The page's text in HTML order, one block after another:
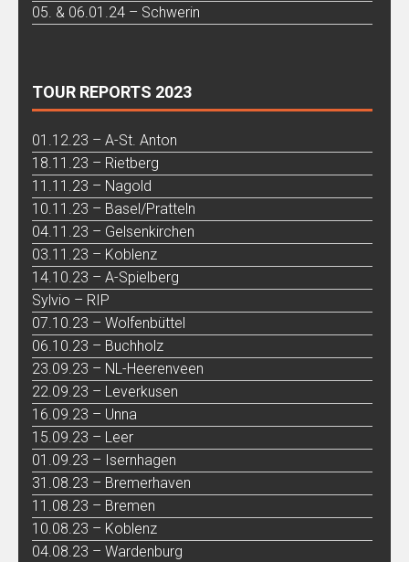
05. & 06.01.24 – Schwerin
TOUR REPORTS 2023
01.12.23 – A-St. Anton
18.11.23 – Rietberg
11.11.23 – Nagold
10.11.23 – Basel/Pratteln
04.11.23 – Gelsenkirchen
03.11.23 – Koblenz
14.10.23 – A-Spielberg
Sylvio – RIP
07.10.23 – Wolfenbüttel
06.10.23 – Buchholz
23.09.23 – NL-Heerenveen
22.09.23 – Leverkusen
16.09.23 – Unna
15.09.23 – Leer
01.09.23 – Isernhagen
31.08.23 – Bremerhaven
11.08.23 – Bremen
10.08.23 – Koblenz
04.08.23 – Wardenburg